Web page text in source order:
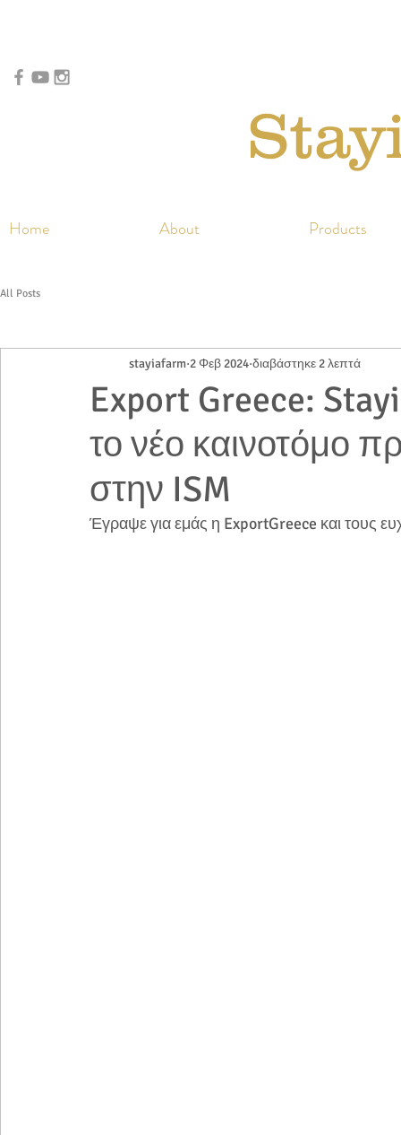
Home About Products
All Posts
Export Greece:
το νέο καινοτόμο
στην ISM
stayiafarm 2 Φεβ 2024 διαβάστηκε 2 λεπτά
Έγραψε για εμάς η ExportGreece και τους